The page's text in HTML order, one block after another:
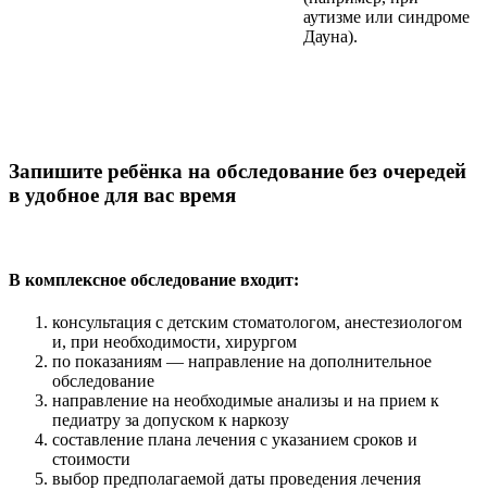
аутизме или синдроме
Дауна).
Запишите ребёнка на обследование без очередей
в удобное для вас время
В комплексное обследование входит:
консультация с детским стоматологом, анестезиологом
и, при необходимости, хирургом
по показаниям — направление на дополнительное
обследование
направление на необходимые анализы и на прием к
педиатру за допуском к наркозу
составление плана лечения с указанием сроков и
стоимости
выбор предполагаемой даты проведения лечения